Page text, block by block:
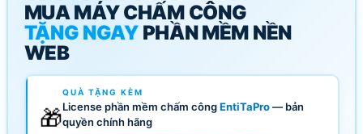
MUA MÁY CHẤM CÔNG
TẶNG NGAYPHẦN MỀM NỀN
WEB
🎁
QUÀ TẶNG KÈM
License phần mềm chấm côngEntiTaPro— bản
quyền chính hãng